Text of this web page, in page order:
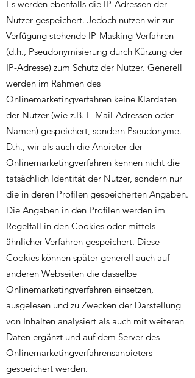
Es werden ebenfalls die IP-Adressen der
Nutzer gespeichert. Jedoch nutzen wir zur
Verfügung stehende IP-Masking-Verfahren
(d.h., Pseudonymisierung durch Kürzung der
IP-Adresse) zum Schutz der Nutzer. Generell
werden im Rahmen des
Onlinemarketingverfahren keine Klardaten
der Nutzer (wie z.B. E-Mail-Adressen oder
Namen) gespeichert, sondern Pseudonyme.
D.h., wir als auch die Anbieter der
Onlinemarketingverfahren kennen nicht die
tatsächlich Identität der Nutzer, sondern nur
die in deren Profilen gespeicherten Angaben.
Die Angaben in den Profilen werden im
Regelfall in den Cookies oder mittels
ähnlicher Verfahren gespeichert. Diese
Cookies können später generell auch auf
anderen Webseiten die dasselbe
Onlinemarketingverfahren einsetzen,
ausgelesen und zu Zwecken der Darstellung
von Inhalten analysiert als auch mit weiteren
Daten ergänzt und auf dem Server des
Onlinemarketingverfahrensanbieters
gespeichert werden.